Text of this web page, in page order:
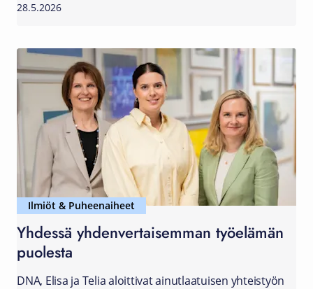
28.5.2026
Ilmiöt & Puheenaiheet
Yhdessä yhdenvertaisemman työelämän
puolesta
DNA, Elisa ja Telia aloittivat ainutlaatuisen yhteistyön